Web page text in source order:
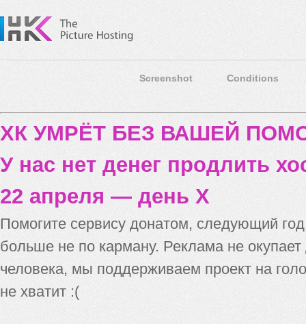
Screenshot Conditions
ХК УМРЁТ БЕЗ ВАШЕЙ
У нас нет денег продлить
22 апреля — день X
Помогите сервису донатом, следующий
больше не по карману. Реклама не
человека, мы поддерживаем проект на
не хватит :(